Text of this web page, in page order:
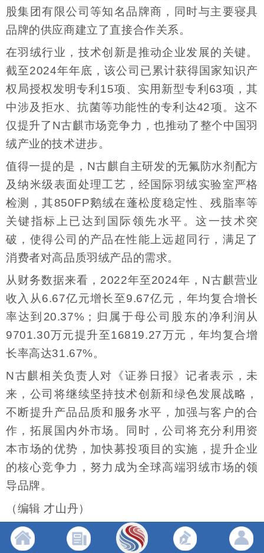
股集团有限公司等知名品牌商，同时与主要寝具
品牌的供应商建立了直接合作关系。
在羽绒行业，技术创新是推动企业发展的关键。
截至2024年年底，该公司已累计获得国家知识产
权局授权发明专利15项、实用新型专利63项，其
中涉及拒水、抗菌等功能性的专利达42项。这不
仅提升了N古麒市场竞争力，也推动了整个中国羽
绒产业的技术进步。
值得一提的是，N古麒自主研发的无氟防水剂配方
及纳米级表面处理工艺，经国际羽绒实验室严格
检测，其850FP鹅绒在蓬松度稳定性、残脂率等
关键指标上已达到国际领先水平。这一技术突
破，使得公司的产品在性能上远超同行，满足了
消费者对高品质羽绒产品的需求。
从财务数据来看，2022年至2024年，N古麒营业
收入从6.67亿元增长至9.67亿元，年均复合增长
率达到20.37%；归属于母公司股东的净利润从
9701.30万元提升至16819.27万元，年均复合增
长率高达31.67%。
N古麒相关负责人对《证券日报》记者表示，未
来，公司将继续坚持技术创新和绿色发展战略，
不断提升产品品质和服务水平，加强与客户的合
作，拓展国内外市场。同时，公司将充分利用资
本市场的优势，加快募投项目的实施，提升企业
的核心竞争力，努力成为全球高端羽绒市场的领
导品牌。
（编辑 才山丹）